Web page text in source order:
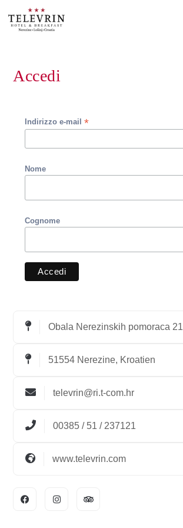
Accedi
Indirizzo e-mail *
Nome
Cognome
Obala Nerezinskih pomoraca 21
51554 Nerezine, Kroatien
televrin@ri.t-com.hr
00385 / 51 / 237121
www.televrin.com